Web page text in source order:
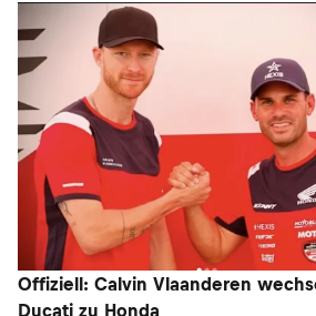
Offiziell: Calvin Vlaanderen
Ducati zu Honda